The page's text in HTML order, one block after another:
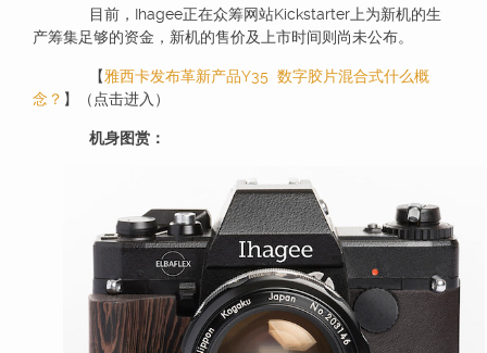
目前，Ihagee正在众筹网站Kickstarter上为新机的生
产筹集足够的资金，新机的售价及上市时间则尚未公布。
【雅西卡发布革新产品Y35 数字胶片混合式什么概
念？ 】（点击进入）
机身图赏：